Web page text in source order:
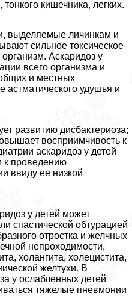
кишечника, легких.
выделяемые личинкам и
сильное токсическое
Аскаридоз у
всего организма и
и местных
астматического удушья и
развитию дисбактериоза;
восприимчивость к
аскаридоз у детей
к проведению
ввиду ее низкой
у детей может
спастической обтурацией
отростка и желчных
непроходимости,
холангита, холецистита,
желтухи. В
у ослабленных детей
тяжелые пневмонии